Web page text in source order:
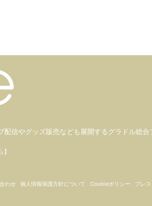
配信やグッズ販売なども展開するグラドル総合
わせ 個人情報保護方針について Cookieポリシー プレ